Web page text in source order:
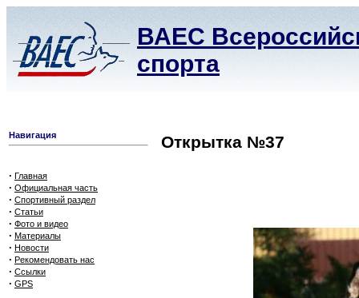
ВАЕС
спорта
Навигация
· Главная
· Официальная часть
· Спортивный раздел
· Статьи
· Фото и видео
· Материалы
· Новости
· Рекомендовать нас
· Ссылки
· GPS
Открытка №37